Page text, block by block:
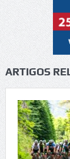
ARTIGOS